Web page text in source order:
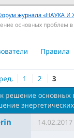
журнала «НАУКА И
основных проблем в
Правила
1 2
3
решение основных